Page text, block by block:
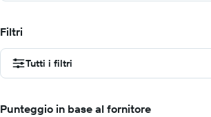
Filtri
Tutti i filtri
Punteggio in base al fornitore